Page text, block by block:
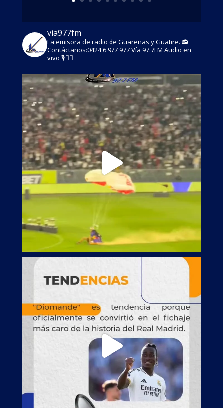
via977fm
La emisora de radio de Guarenas y Guatire. 📻
Contáctanos:0424 6 977 977Vía 97.7FM Audio en
vivo 🎙👇🏾